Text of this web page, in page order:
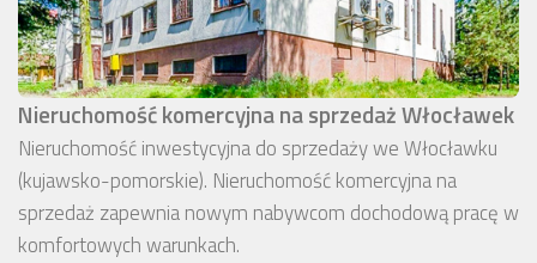
Nieruchomość komercyjna na sprzedaż Włocławek
Nieruchomość inwestycyjna do sprzedaży we Włocławku
(kujawsko-pomorskie). Nieruchomość komercyjna na
sprzedaż zapewnia nowym nabywcom dochodową pracę w
komfortowych warunkach.